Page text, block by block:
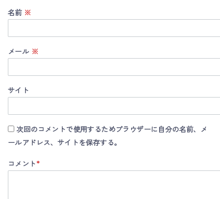
名前 ※
メール ※
サイト
次回のコメントで使用するためブラウザーに自分の名前、メ
ールアドレス、サイトを保存する。
コメント*